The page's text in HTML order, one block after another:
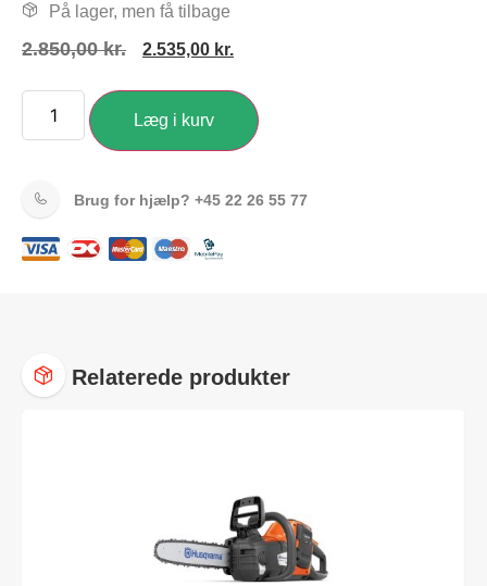
På lager, men få tilbage
2.850,00kr. 2.535,00 kr.
Læg i kurv
Brug for hjælp? +45 22 26 55 77
Relaterede produkter